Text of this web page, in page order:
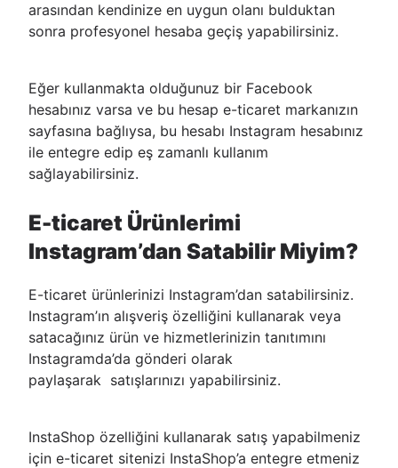
arasından kendinize en uygun olanı bulduktan
sonra profesyonel hesaba geçiş yapabilirsiniz.
Eğer kullanmakta olduğunuz bir Facebook
hesabınız varsa ve bu hesap e-ticaret markanızın
sayfasına bağlıysa, bu hesabı Instagram hesabınız
ile entegre edip eş zamanlı kullanım
sağlayabilirsiniz.
E-ticaret Ürünlerimi
Instagram’dan Satabilir Miyim?
E-ticaret ürünlerinizi Instagram’dan satabilirsiniz.
Instagram’ın alışveriş özelliğini kullanarak veya
satacağınız ürün ve hizmetlerinizin tanıtımını
Instagramda’da gönderi olarak
paylaşarak satışlarınızı yapabilirsiniz.
InstaShop özelliğini kullanarak satış yapabilmeniz
için e-ticaret sitenizi InstaShop’a entegre etmeniz